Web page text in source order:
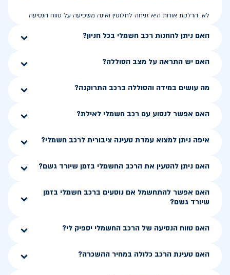
לא. הדלקת אורות היא זניחה לחלוטין ואינה משפיעה על טווח הנסיעה
האם ניתן להחנות רכב חשמלי בכל חניון?
האם יש התראה על מצב הסוללה?
מה עושים במידה והסוללה ברכב התרוקנה?
האם אפשר לנסוע עם רכב חשמלי לאילת?
איפה ניתן למצוא עמדת טעינה ציבורית לרכב חשמלי?
האם ניתן להטעין את הרכב החשמלי בזמן שיורד גשם?
האם אפשר להתחשמל אם נוסעים ברכב חשמלי בזמן
שיורד גשם?
האם טווח הנסיעה של הרכב החשמלי יספיק לי?
האם טעינת הרכב כלולה במחיר ההשכרה?